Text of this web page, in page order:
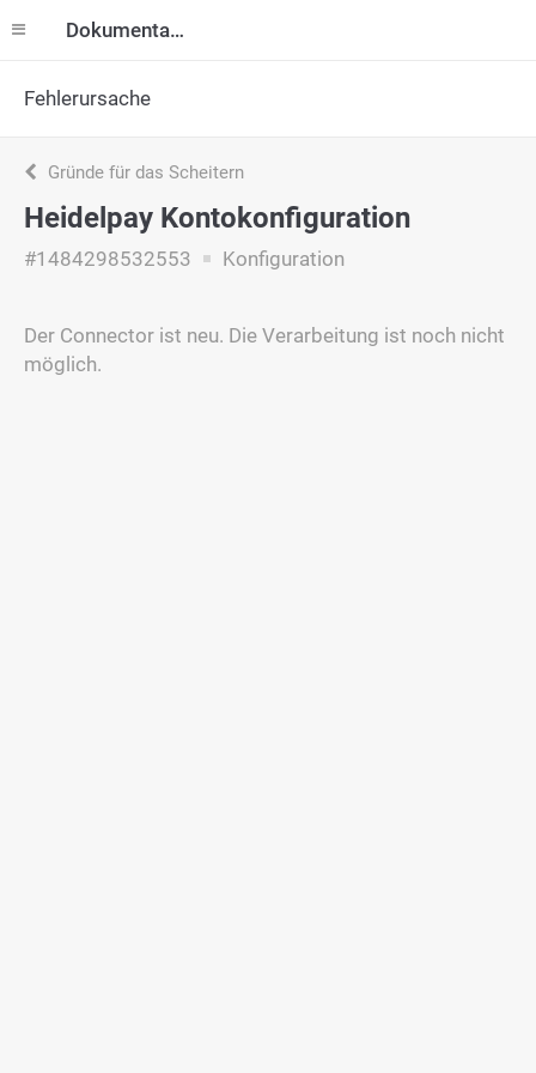
Dokumentation
Fehlerursache
Gründe für das Scheitern
Heidelpay Kontokonfiguration
#1484298532553 Konfiguration
Der Connector ist neu. Die Verarbeitung ist noch nicht
möglich.